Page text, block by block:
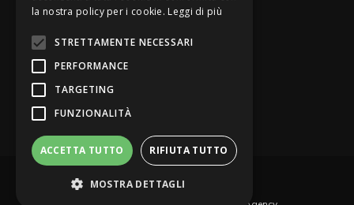
la nostra policy per i cookie. Leggi di più
STRETTAMENTE NECESSARI
PERFORMANCE
TARGETING
FUNZIONALITÀ
ACCETTA TUTTO RIFIUTA TUTTO
MOSTRA DETTAGLI